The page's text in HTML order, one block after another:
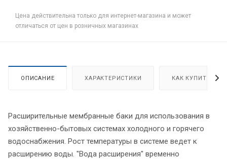
Цена действительна только для интернет-магазина и может
отличаться от цен в розничных магазинах
ОПИСАНИЕ ХАРАКТЕРИСТИКИ КАК КУПИТЬ
Расширительные мембранные баки для использования в
хозяйственно-бытовых системах холодного и горячего
водоснабжения. Рост температуры в системе ведет к
расширению воды. "Вода расширения" временно